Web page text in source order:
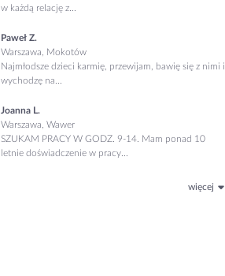
w każdą relację z...
Paweł Z.
Warszawa, Mokotów
Najmłodsze dzieci karmię, przewijam, bawię się z nimi i
wychodzę na...
Joanna L.
Warszawa, Wawer
SZUKAM PRACY W GODZ. 9-14. Mam ponad 10
letnie doświadczenie w pracy...
więcej